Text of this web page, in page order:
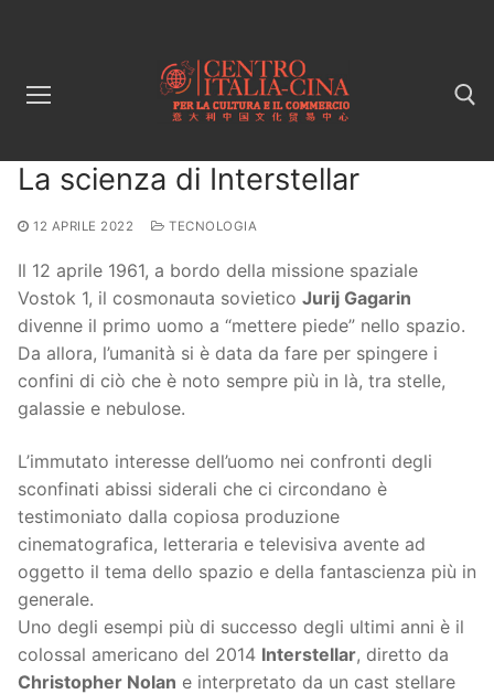
Cerca:
La scienza di Interstellar
12 APRILE 2022 TECNOLOGIA
Il 12 aprile 1961, a bordo della missione spaziale
Vostok 1, il cosmonauta sovietico Jurij Gagarin
divenne il primo uomo a “mettere piede” nello spazio.
Da allora, l’umanità si è data da fare per spingere i
confini di ciò che è noto sempre più in là, tra stelle,
galassie e nebulose.
L’immutato interesse dell’uomo nei confronti degli
sconfinati abissi siderali che ci circondano è
testimoniato dalla copiosa produzione
cinematografica, letteraria e televisiva avente ad
oggetto il tema dello spazio e della fantascienza più in
generale.
Uno degli esempi più di successo degli ultimi anni è il
colossal americano del 2014 Interstellar, diretto da
Christopher Nolan e interpretato da un cast stellare